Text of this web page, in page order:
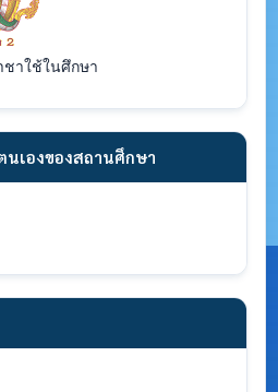
ชาใช้ในศึกษา
นเองของสถานศึกษา